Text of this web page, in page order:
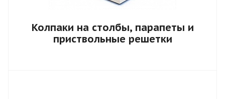
Колпаки на столбы, парапеты и
приствольные решетки